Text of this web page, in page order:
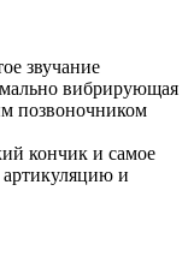
звучание
вибрирующая
позвоночником
кончик и самое
артикуляцию и